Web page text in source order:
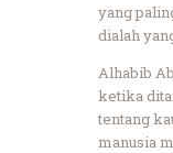
yang
dialah
Alhabib
ketika
tentang
manusia